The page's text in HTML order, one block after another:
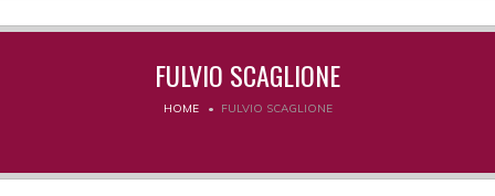
FULVIO SCAGLIONE
HOME FULVIO SCAGLIONE